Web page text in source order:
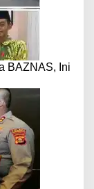
BAZNAS, Ini